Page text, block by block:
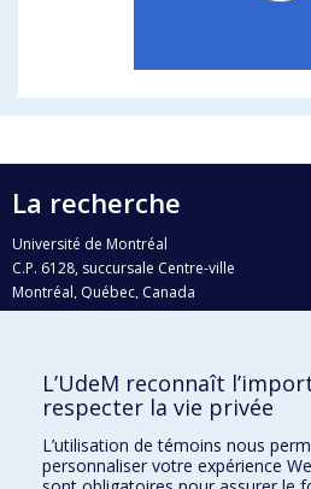
La recherche
Université de Montréal
C.P. 6128, succursale Centre-ville
Montréal, Québec, Canada
H3C 3J7
Qui fait quoi?
Nous trouver
Plan du site
L’UdeM reconnaît
respecter la vie privée
L’utilisation de témoins nous
personnaliser votre expérience